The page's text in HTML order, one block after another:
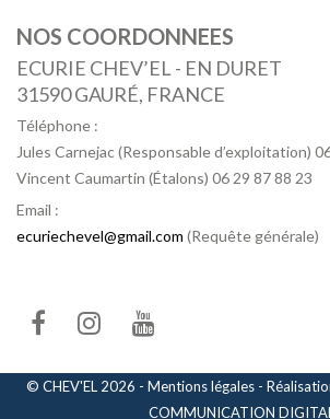
NOS COORDONNEES
ECURIE CHEV’EL - EN DURET
31590 GAURÉ, FRANCE
Téléphone :
Jules Carnejac (Responsable d’exploitation)
Vincent Caumartin (Étalons) 06 29 87 88 23
Email :
ecuriechevel@gmail.com (Requête générale)
© CHEV'EL 2026 - Mentions légales-
COMMUNICATION